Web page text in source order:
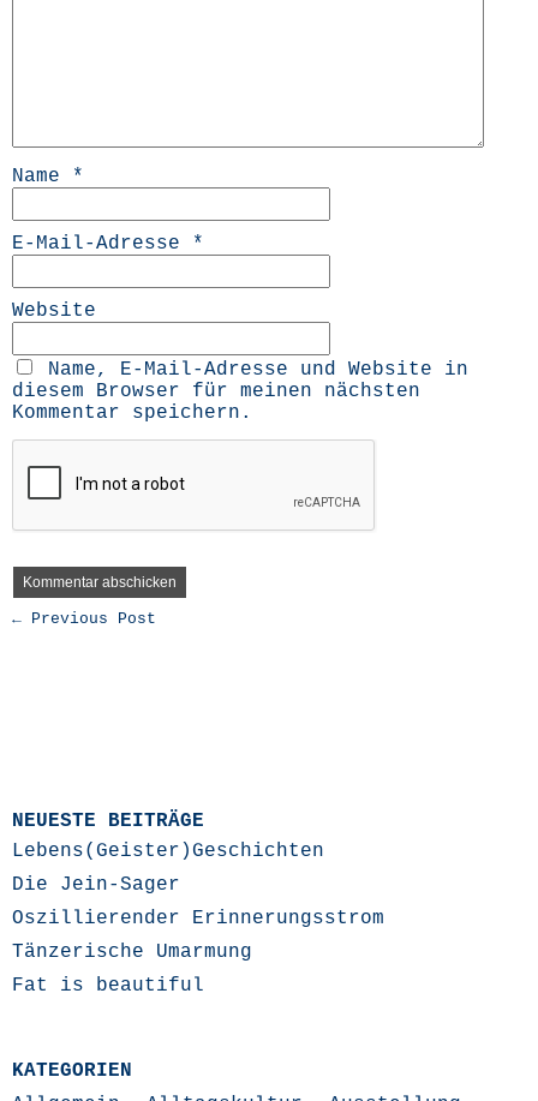
Name *
E-Mail-Adresse *
Website
Name, E-Mail-Adresse und Website in
diesem Browser für meinen nächsten
Kommentar speichern.
← Previous Post
NEUESTE BEITRÄGE
Lebens(Geister)Geschichten
Die Jein-Sager
Oszillierender Erinnerungsstrom
Tänzerische Umarmung
Fat is beautiful
KATEGORIEN